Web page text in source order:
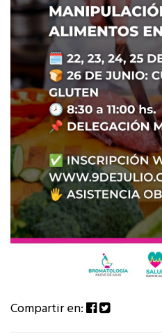
Compartir en: